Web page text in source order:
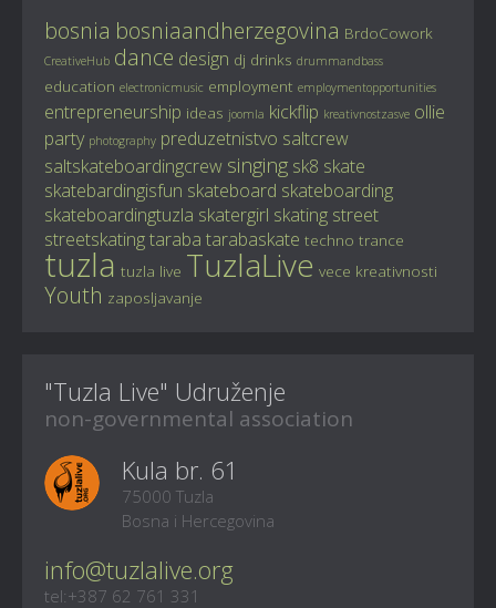
bosnia bosniaandherzegovina BrdoCowork
CreativeHub dance design dj drinks drummandbass
education electronicmusic employment employmentopportunities
entrepreneurship ideas joomla kickflip kreativnostzasve ollie
party photography preduzetnistvo saltcrew
saltskateboardingcrew singing sk8 skate
skatebardingisfun skateboard skateboarding
skateboardingtuzla skatergirl skating street
streetskatingtaraba tarabaskate techno trance
tuzla tuzla live TuzlaLive vece kreativnosti
Youth zaposljavanje
"Tuzla Live" Udruženje
non-governmental association
Kula br. 61
75000 Tuzla
Bosna i Hercegovina
info@tuzlalive.org
tel:+387 62 761 331